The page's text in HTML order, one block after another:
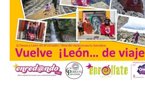
de Europa, un recurso
natural que permite disfrutar de
actividades de astroturismo durante todo
el año. La Dirección General de Turismo
ha puesto en marcha diversas iniciativas
relacionadas […]
Cabárceno prepara tres